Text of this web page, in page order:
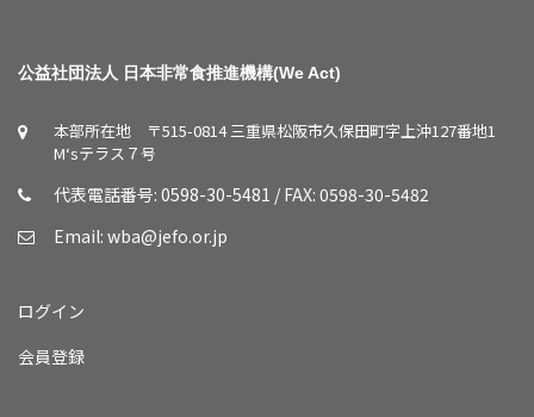
公益社団法人 日本非常食推進機構(We Act)
本部所在地 〒515-0814 三重県松阪市久保田町字上沖127番地1
M‘sテラス７号
代表電話番号: 0598-30-5481 / FAX: 0598-30-5482
Email: wba@jefo.or.jp
ログイン
会員登録